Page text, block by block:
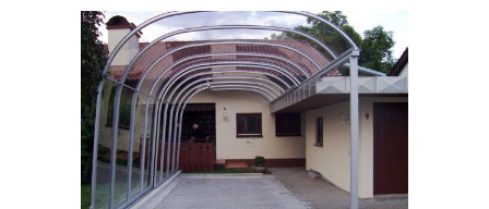
Навесы по
предназначению